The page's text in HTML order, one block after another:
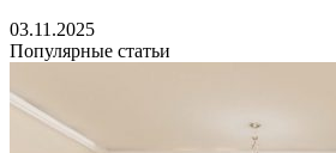
03.11.2025
Популярные статьи